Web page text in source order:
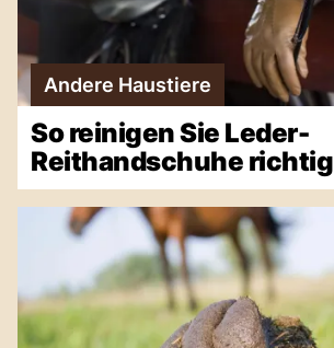
Andere Haustiere
So reinigen Sie Leder-
Reithandschuhe richtig